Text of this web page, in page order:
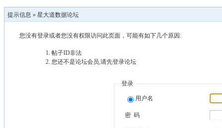
提示信息 » 星大道数据论坛
您没有登录或者您没有权限访问此页面，可能有如下几个原因:
帖子ID非法
您还不是论坛会员,请先登录论坛
登录
用户名
密 码